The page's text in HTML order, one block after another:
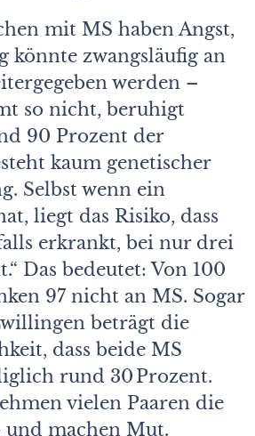
mit MS haben Angst,
könnte zwangsläufig an
werden –
so nicht, beruhigt
90 Prozent der
kaum genetischer
Selbst wenn ein
liegt das Risiko, dass
erkrankt, bei nur drei
Das bedeutet: Von 100
97 nicht an MS. Sogar
beträgt die
dass beide MS
rund 30 Prozent.
vielen Paaren die
machen Mut.